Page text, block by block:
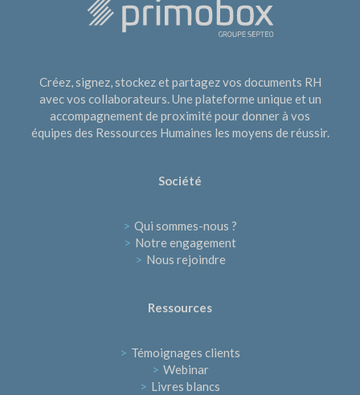
Créez, signez, stockez et partagez vos documents RH
avec vos collaborateurs. Une plateforme unique et un
accompagnement de proximité pour donner à vos
équipes des Ressources Humaines les moyens de réussir.
Société
> Qui sommes-nous ?
> Notre engagement
> Nous rejoindre
Ressources
> Témoignages clients
> Webinar
> Livres blancs